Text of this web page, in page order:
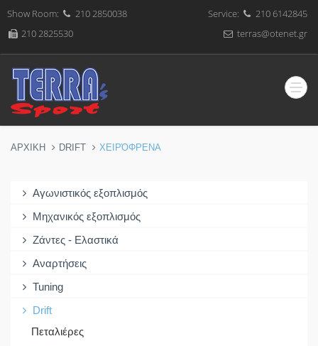
Show Room:
210 2850038
210 2825530
Service:
210 6142845
terras@otenet.gr
ΑΡΧΙΚΗ DRIFT ΧΕΙΡΌΦΡΕΝΑ
Αγωνιστικός εξοπλισμός
Μηχανικός εξοπλισμός
Ζάντες - Ελαστικά
Αναρτήσεις
Tuning
Drift
Πεταλιέρες